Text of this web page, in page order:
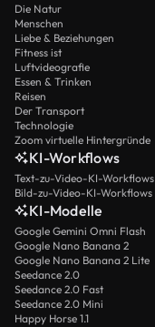
Die Natur
Menschen
Liebe & Beziehungen
Fitness ist
Luftvideografie
Essen & Trinken
Reisen
Der Transport
Technologie
Zoom virtuelle Hintergründe
KI-Workflows
Text-zu-Video-KI-Workflows
Bild-zu-Video-KI-Workflows
KI-Modelle
Google Gemini Omni Flash
Google Nano Banana 2
Google Nano Banana 2 Lite
Seedance 2.0
Seedance 2.0 Fast
Seedance 2.0 Mini
Happy Horse 1.1